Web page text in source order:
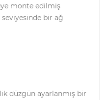
monte edilmiş
bir ağ
düzgün ayarlanmış bir